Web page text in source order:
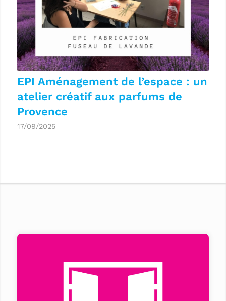
EPI Aménagement de l’espace : un
atelier créatif aux parfums de
Provence
17/09/2025